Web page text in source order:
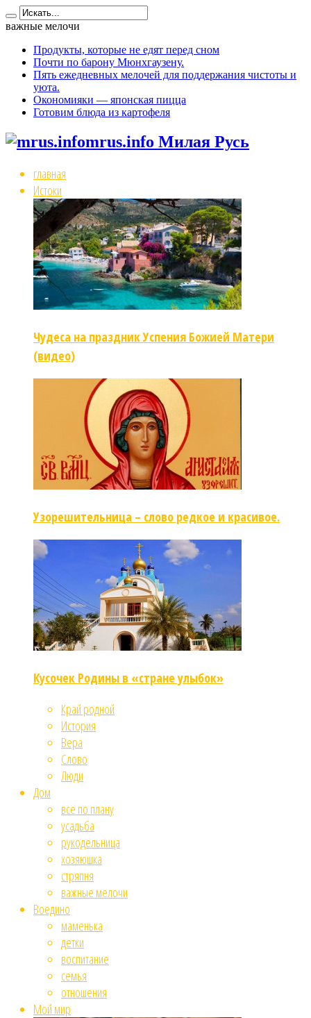
важные мелочи
Продукты, которые не едят перед сном
Почти по барону Мюнхгаузену.
Пять ежедневных мелочей для поддержания чистоты и
уюта.
Окономияки — японская пицца
Готовим блюда из картофеля
mrus.info Милая Русь
главная
Истоки
Чудеса на праздник Успения Божией Матери
(видео)
Узорешительница – слово редкое и красивое.
Кусочек Родины в «стране улыбок»
Край родной
История
Вера
Слово
Люди
Дом
все по плану
усадьба
рукодельница
хозяюшка
стряпня
важные мелочи
Воедино
маменька
детки
воспитание
семья
отношения
Мой мир